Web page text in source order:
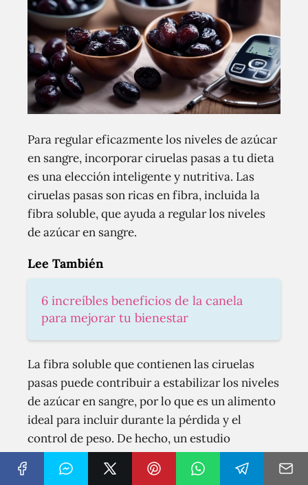
Para regular eficazmente los niveles de azúcar
en sangre, incorporar ciruelas pasas a tu dieta
es una elección inteligente y nutritiva. Las
ciruelas pasas son ricas en fibra, incluida la
fibra soluble, que ayuda a regular los niveles
de azúcar en sangre.
Lee También
6 increíbles beneficios de la canela
para mejorar tu bienestar
La fibra soluble que contienen las ciruelas
pasas puede contribuir a estabilizar los niveles
de azúcar en sangre, por lo que es un alimento
ideal para incluir durante la pérdida y el
control de peso. De hecho, un estudio
realizado por la Universidad de Liverpool
descubrió que las ciruelas pasas proporcionan